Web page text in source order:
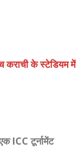
कराची के स्टेडियम में
ICC टूर्नामेंट